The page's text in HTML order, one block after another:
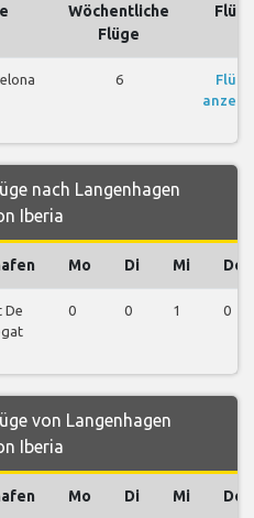
Wöchentliche
Flüge
6
Flüge
nach Langenhagen
Iberia
Mo Di Mi Do
De
0 0 1 0
von Langenhagen
Iberia
Mo Di Mi Do